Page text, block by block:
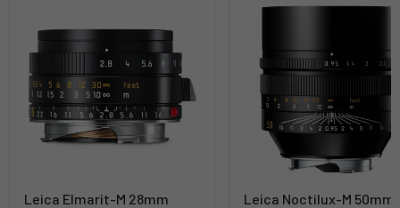
Leica Elmarit-M 28mm
Leica Noctilux-M 50mm